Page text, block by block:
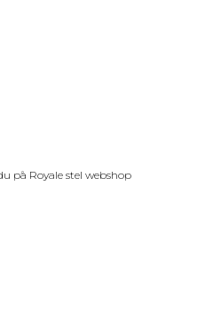
på Royale stel webshop